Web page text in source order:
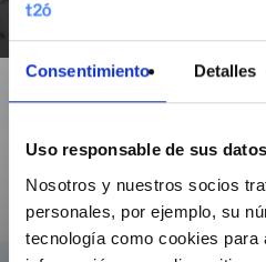
Consentimiento Detalles
Uso responsable de sus datos
Nosotros y nuestros socios
personales, por ejemplo, su
tecnología como cookies para
Grow.